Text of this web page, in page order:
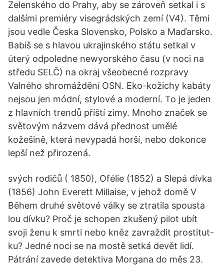
Zelenského do Prahy, aby se zároveň setkal i s
dalšími premiéry visegrádských zemí (V4). Těmi
jsou vedle Česka Slovensko, Polsko a Maďarsko.
Babiš se s hlavou ukrajinského státu setkal v
úterý odpoledne newyorského času (v noci na
středu SELČ) na okraj všeobecné rozpravy
Valného shromáždění OSN. Eko-kožichy kabáty
nejsou jen módní, stylové a moderní. To je jeden
z hlavních trendů příští zimy. Mnoho značek se
světovým názvem dává přednost umělé
kožešině, která nevypadá horší, nebo dokonce
lepší než přirozená.
svých rodičů ( 1850), Ofélie (1852) a Slepá dívka
(1856) John Everett Millaise, v jehož domě V
Během druhé světové války se ztratila spousta
lou dívku? Proč je schopen zkušený pilot ubít
svoji ženu k smrti nebo kněz zavraždit prostitut-
ku? Jedné noci se na mostě setká devět lidí.
Pátrání zavede detektiva Morgana do měs 23.